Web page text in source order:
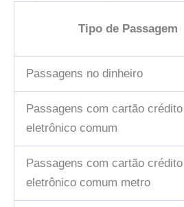
Tipo de Passagem
Passagens no dinheiro
Passagens com cartão crédito
eletrônico comum
Passagens com cartão crédito
eletrônico comum metro